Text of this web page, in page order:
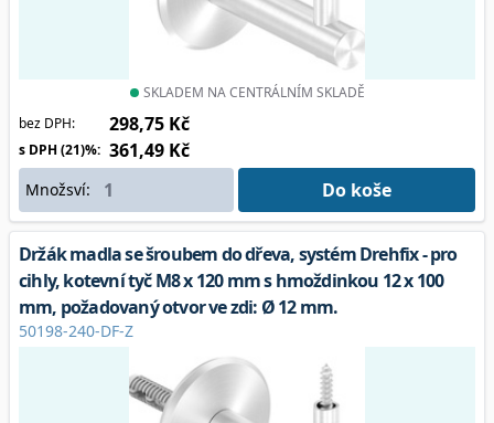
SKLADEM NA CENTRÁLNÍM SKLADĚ
bez DPH:
298,75 Kč
s DPH (21)%: 361,49 Kč
Množsví: Do koše
Držák madla se šroubem do dřeva, systém Drehfix - pro
cihly, kotevní tyč M8 x 120 mm s hmoždinkou 12 x 100
mm, požadovaný otvor ve zdi: Ø 12 mm.
50198-240-DF-Z